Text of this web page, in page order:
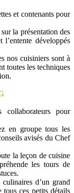
et contenants pour
la présentation des
développés
nos cuisiniers sont à
toutes les techniques
pour
en groupe tous les
avisés du Chef
la leçon de cuisine
les tours de
d’un grand
tous ces petits détails